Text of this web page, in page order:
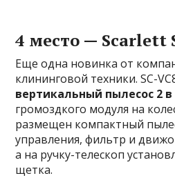
4 место — Scarlett
Еще одна новинка от
клининговой техники. SC-
вертикальный пылесос 2 в
громоздкого модуля на
размещен компактный
управления, фильтр и
а на ручку-телескоп
щетка.